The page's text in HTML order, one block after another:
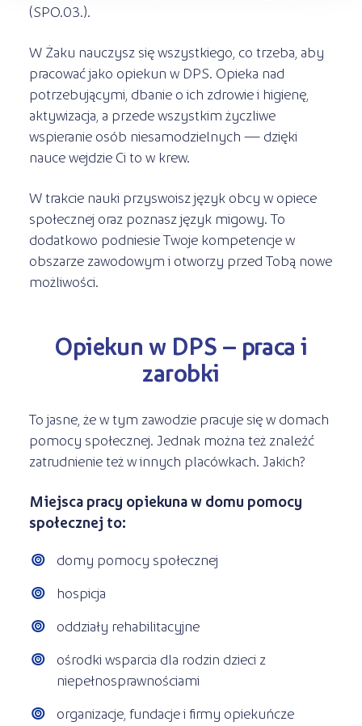
(SPO.03.).
W Żaku nauczysz się wszystkiego, co trzeba, aby
pracować jako opiekun w DPS. Opieka nad
potrzebującymi, dbanie o ich zdrowie i higienę,
aktywizacja, a przede wszystkim życzliwe
wspieranie osób niesamodzielnych — dzięki
nauce wejdzie Ci to w krew.
W trakcie nauki przyswoisz język obcy w opiece
społecznej oraz poznasz język migowy. To
dodatkowo podniesie Twoje kompetencje w
obszarze zawodowym i otworzy przed Tobą nowe
możliwości.
Opiekun w DPS – praca i
zarobki
To jasne, że w tym zawodzie pracuje się w domach
pomocy społecznej. Jednak można też znaleźć
zatrudnienie też w innych placówkach. Jakich?
Miejsca pracy opiekuna w domu pomocy
społecznej to:
domy pomocy społecznej
hospicja
oddziały rehabilitacyjne
ośrodki wsparcia dla rodzin dzieci z
niepełnosprawnościami
organizacje, fundacje i firmy opiekuńcze